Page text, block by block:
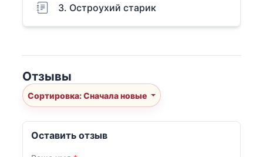
3. Остроухий старик
Отзывы
Сортировка: Сначала новые
Оставить отзыв